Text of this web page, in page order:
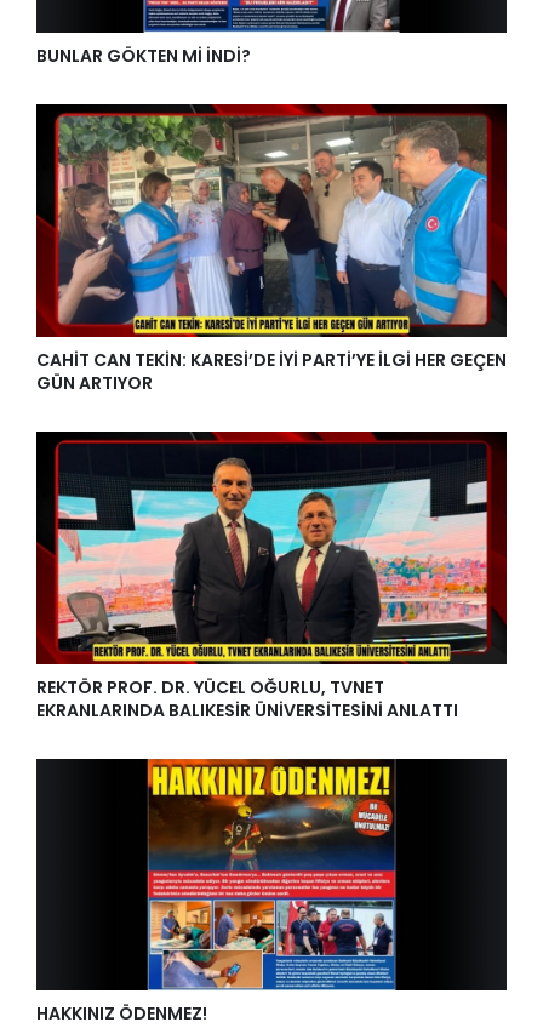
BUNLAR GÖKTEN Mİ İNDİ?
CAHİT CAN TEKİN: KARESİ’DE İYİ PARTİ’YE İLGİ HER GEÇEN
GÜN ARTIYOR
REKTÖR PROF. DR. YÜCEL OĞURLU, TVNET
EKRANLARINDA BALIKESİR ÜNİVERSİTESİNİ ANLATTI
HAKKINIZ ÖDENMEZ!